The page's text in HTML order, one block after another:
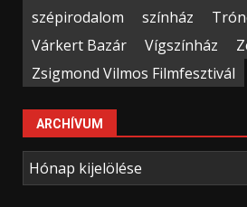
szépirodalom
színház
Várkert Bazár
Vígszínház
Zsigmond Vilmos Filmfesztivál
ARCHÍVUM
Archívum